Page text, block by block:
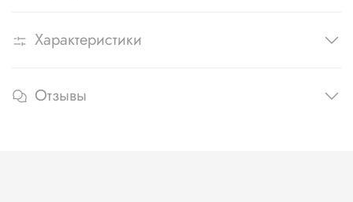
Характеристики
Отзывы